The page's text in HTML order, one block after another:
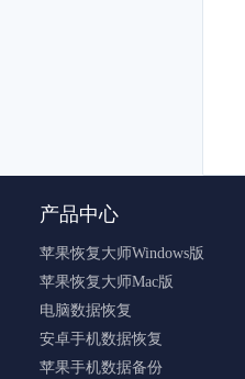
产品中心
苹果恢复大师Windows版
苹果恢复大师Mac版
电脑数据恢复
安卓手机数据恢复
苹果手机数据备份